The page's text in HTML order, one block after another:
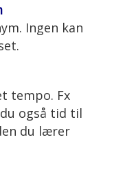
Ingen kan
tempo. Fx
også tid til
du lærer